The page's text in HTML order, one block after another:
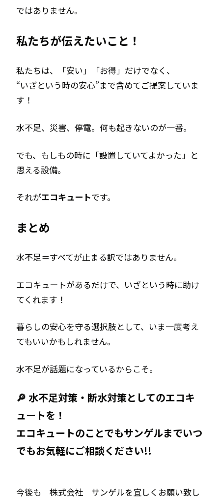
ではありません。
私たちが伝えたいこと！
私たちは、
「安い」「お得」だけでなく、
“いざという時の安心”まで含めてご提案していま
す！
水不足、災害、停電。 何も起きないのが一番。
でも、もしもの時に 「設置していてよかった」と
思える設備。
それがエコキュートです。
まとめ
水不足＝すべてが止まる訳ではありません。
エコキュートがあるだけで、いざという時に助け
てくれます！
暮らしの安心を守る選択肢として、 いま一度考え
てもいいかもしれません。
水不足が話題になっているからこそ。
🔎 水不足対策・断水対策としてのエコキ
ュートを！
エコキュートのことでもサンゲルまでいつ
でもお気軽にご相談ください!!
今後も 株式会社 サンゲルを宜しくお願い致し